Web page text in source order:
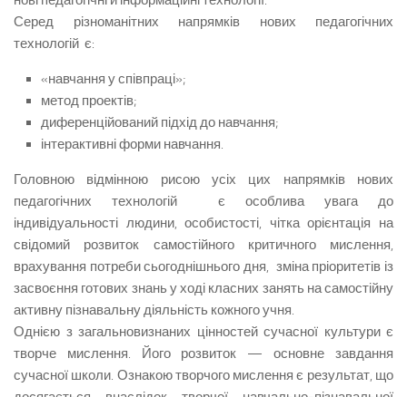
Серед різноманітних напрямків нових педагогічних
технологій є:
«навчання у співпраці»;
метод проектів;
диференційований підхід до навчання;
інтерактивні форми навчання.
Головною відмінною рисою усіх цих напрямків нових
педагогічних технологій є особлива увага до
індивідуальності людини, особис­тості, чітка орієнтація на
свідомий розвиток самостій­ного критичного мислення,
врахування потреби сьогоднішнього дня, зміна пріоритетів із
засвоєння готових знань у ході класних занять на само­стійну
активну пізнавальну діяльність кожного учня.
Однією з загальновиз­наних цінностей сучасної культури є
творче мис­лення. Його розвиток — основне завдання
сучасної школи. Ознакою творчого мислення є результат, що